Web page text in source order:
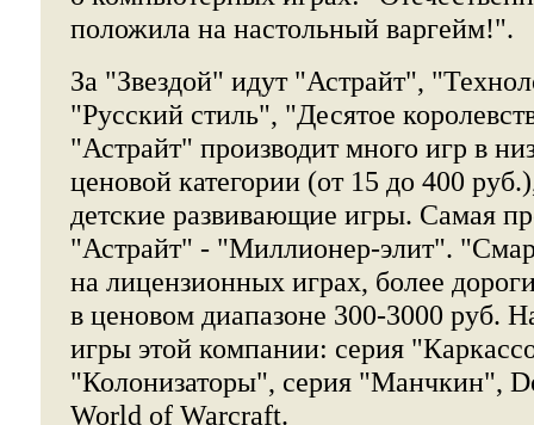
положила на настольный варгейм!".
За "Звездой" идут "Астрайт",
"Русский стиль", "Десятое
"Астрайт" производит много игр в
ценовой категории (от 15 до 400
детские развивающие игры. Самая
"Астрайт" - "Миллионер-элит".
на лицензионных играх, более
в ценовом диапазоне 300-3000 руб.
игры этой компании: серия
"Колонизаторы", серия "Манчкин",
World of Warcraft.